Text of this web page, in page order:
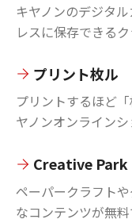
キヤノンのデジタ
レスに保存できるク
プリント枚ル
プリントするほど
ヤノンオンラインシ
Creative Park
ペーパークラフト
なコンテンツが無